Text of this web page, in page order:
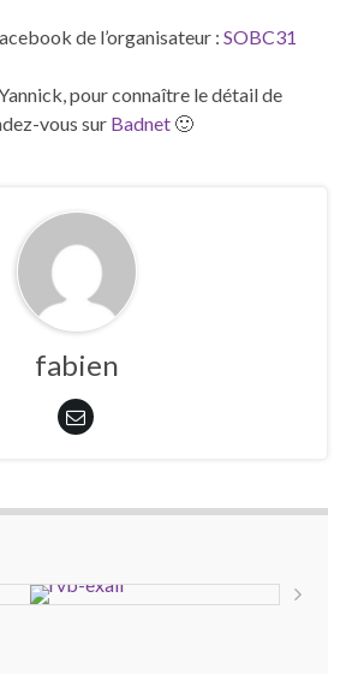
de l’organisateur : SOBC31
pour connaître le détail de
vous sur Badnet 🙂
fabien